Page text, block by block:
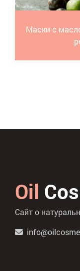
Маски с
Oil
Сайт о